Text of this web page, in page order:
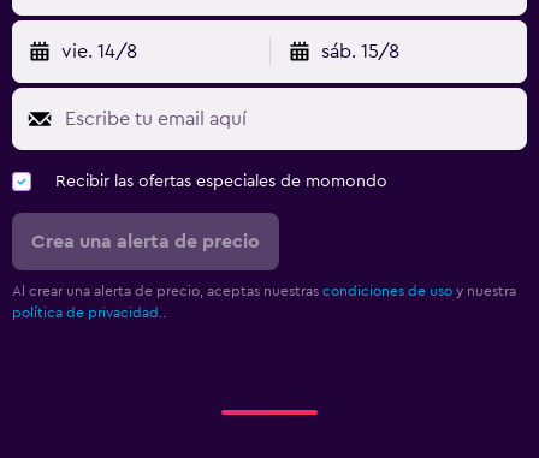
vie. 14/8 sáb. 15/8
Recibir las ofertas especiales de momondo
Crea una alerta de precio
Al crear una alerta de precio, aceptas nuestras condiciones de uso y nuestra
política de privacidad.